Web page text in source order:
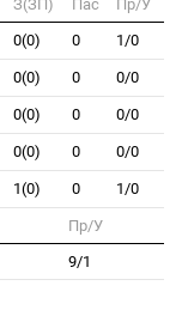
З(ЗП) Пас
Пр/У
0(0) 0 1/0
0(0) 0 0/0
0(0) 0 0/0
0(0) 0 0/0
1(0) 0 1/0
Пр/У
9/1